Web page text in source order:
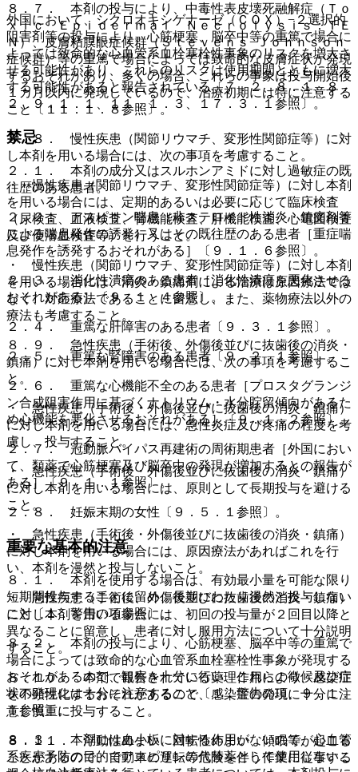
８．７． 本剤の投与により、中毒性表皮壊死融解症（Ｔｏ
ｘｉｃ Ｅｐｉｄｅｒｍａｌ Ｎｅｃｒｏｌｙｓｉｓ：ＴＥ
Ｎ）、皮膚粘膜眼症候群（Ｓｔｅｖｅｎｓ−Ｊｏｈｎｓｏｎ
症候群）等の重篤で場合によっては致命的な皮膚症状が発現
するおそれがあり、多くの場合、これらの事象は投与開始後
１カ月以内に発現しているので、治療初期には特に注意する
こと〔１１．１．８参照〕。
８．８． 慢性疾患（関節リウマチ、変形性関節症等）に対
し本剤を用いる場合には、次の事項を考慮すること。
・ 慢性疾患（関節リウマチ、変形性関節症等）に対し本剤
を用いる場合には、定期的あるいは必要に応じて臨床検査
（尿検査、血液検査、腎機能検査、肝機能検査、心電図検査
及び便潜血検査等）を行うこと。
・ 慢性疾患（関節リウマチ、変形性関節症等）に対し本剤
を用いる場合には、消炎・鎮痛剤による治療は原因療法では
なく、対症療法であることに留意し、また、薬物療法以外の
療法も考慮すること。
８．９． 急性疾患（手術後、外傷後並びに抜歯後の消炎・
鎮痛）に対し本剤を用いる場合には、次の事項を考慮するこ
と。
・ 急性疾患（手術後・外傷後並びに抜歯後の消炎・鎮痛）
に対し本剤を用いる場合には、急性炎症及び疼痛の程度を考
慮し、投与すること。
・ 急性疾患（手術後・外傷後並びに抜歯後の消炎・鎮痛）
に対し本剤を用いる場合には、原則として長期投与を避ける
こと。
・ 急性疾患（手術後・外傷後並びに抜歯後の消炎・鎮痛）
に対し本剤を用いる場合には、原因療法があればこれを行
い、本剤を漫然と投与しないこと。
・ 急性疾患（手術後、外傷後並びに抜歯後の消炎・鎮痛）
に対し本剤を用いる場合には、初回の投与量が２回目以降と
異なることに留意し、患者に対し服用方法について十分説明
すること。
８．１０． 本剤で報告されている薬理作用により、感染症
を不顕性化するおそれがあるので、感染症の発現に十分に注
意し慎重に投与すること。
８．１１． 浮動性めまい、回転性めまい、傾眠等が起こる
ことがあるので、自動車の運転等危険を伴う作業に従事する
外国において、シクロオキシゲナーゼ（ＣＯＸ）−２選択的
阻害剤等の投与により、心筋梗塞、脳卒中等の重篤で場合に
よっては致命的な心血管系血栓塞栓性事象のリスクを増大さ
せる可能性があり、これらのリスクは使用期間とともに増大
する可能性があると報告されている〔７．２、８．１、８．
２、９．１．１、１１．１．３、１７．３．１参照〕。
禁忌
２．１． 本剤の成分又はスルホンアミドに対し過敏症の既
往歴のある患者。
２．２． アスピリン喘息（非ステロイド性消炎・鎮痛剤等
による喘息発作の誘発）又はその既往歴のある患者［重症喘
息発作を誘発するおそれがある］〔９．１．６参照〕。
２．３． 消化性潰瘍のある患者［消化性潰瘍を悪化させる
おそれがある］〔９．１．４参照〕。
２．４． 重篤な肝障害のある患者〔９．３．１参照〕。
２．５． 重篤な腎障害のある患者〔９．２．１参照〕。
２．６． 重篤な心機能不全のある患者［プロスタグランジ
ン合成阻害作用に基づくナトリウム・水分貯留傾向があるた
め心機能を悪化させるおそれがある］〔９．１．２参照〕。
２．７． 冠動脈バイパス再建術の周術期患者［外国におい
て、類薬で心筋梗塞及び脳卒中の発現が増加するとの報告が
ある］〔９．１．１参照〕。
２．８． 妊娠末期の女性〔９．５．１参照〕。
重要な基本的注意
８．１． 本剤を使用する場合は、有効最小量を可能な限り
短期間投与することに留め、長期にわたり漫然と投与しない
こと〔１．警告の項参照〕。
８．２． 本剤の投与により、心筋梗塞、脳卒中等の重篤で
場合によっては致命的な心血管系血栓塞栓性事象が発現する
おそれがあるので、観察を十分に行い、これらの徴候及び症
状の発現には十分に注意すること〔１．警告の項、９．１．
１参照〕。
８．３． 本剤には血小板に対する作用がないので、心血管
系疾患予防の目的でアスピリンの代替薬として使用しないこ